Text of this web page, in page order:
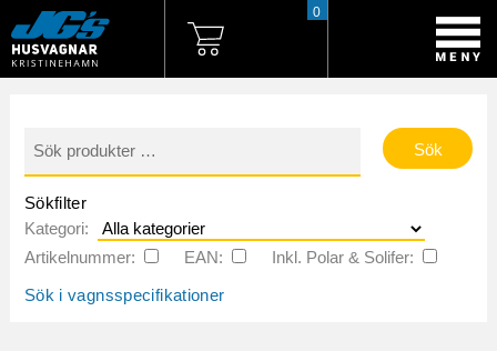
0
efter:
Sökfilter
Kategori:
Artikelnummer:
EAN:
Inkl. Polar & Solifer:
Sök i vagnsspecifikationer